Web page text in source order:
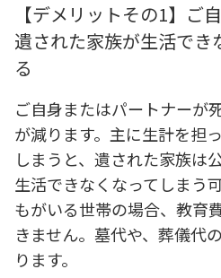
【デメリットその1】ご
遺された家族が生活でき
る
ご自身またはパートナーが
が減ります。主に生計を担
しまうと、遺された家族は
生活できなくなってしまう
もがいる世帯の場合、教育
きません。墓代や、葬儀代
ります。